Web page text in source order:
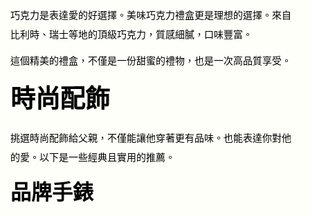
巧克力是表達愛的好選擇。美味巧克力禮盒更是理想的選擇。來自
比利時、瑞士等地的頂級巧克力，質感細膩，口味豐富。
這個精美的禮盒，不僅是一份甜蜜的禮物，也是一次高品質享受。
時尚配飾
挑選時尚配飾給父親，不僅能讓他穿著更有品味。也能表達你對他
的愛。以下是一些經典且實用的推薦。
品牌手錶